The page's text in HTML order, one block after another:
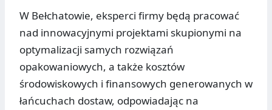
W Bełchatowie, eksperci firmy będą pracować
nad innowacyjnymi projektami skupionymi na
optymalizacji samych rozwiązań
opakowaniowych, a także kosztów
środowiskowych i finansowych generowanych w
łańcuchach dostaw, odpowiadając na